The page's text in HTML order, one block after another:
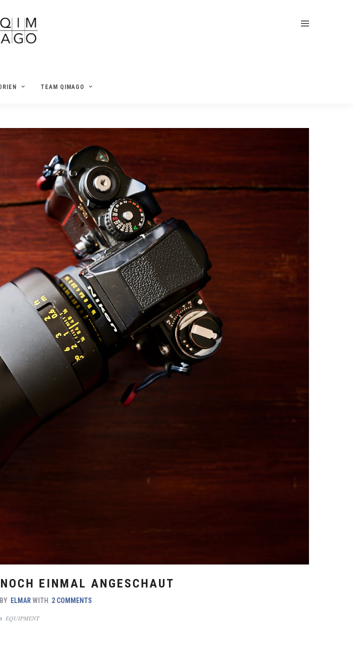
TEAM QIMAGO
EINMAL ANGESCHAUT
BY ELMAR WITH 2 COMMENTS
EQUIPMENT